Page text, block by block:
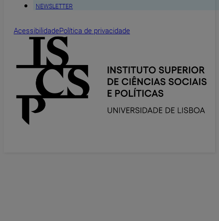
NEWSLETTER
AcessibilidadePolítica de privacidade